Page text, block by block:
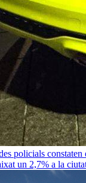
policials constaten
un 2,7% a la